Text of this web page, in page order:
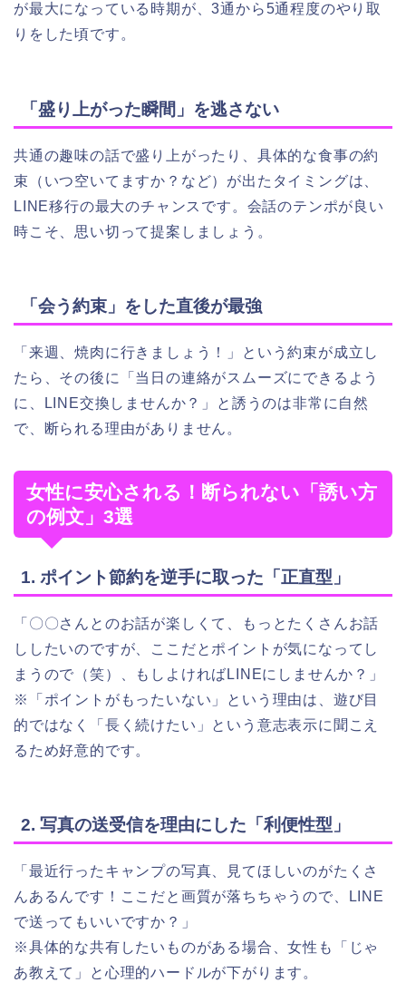
が最大になっている時期が、3通から5通程度のやり取
りをした頃です。
「盛り上がった瞬間」を逃さない
共通の趣味の話で盛り上がったり、具体的な食事の約
束（いつ空いてますか？など）が出たタイミングは、
LINE移行の最大のチャンスです。会話のテンポが良い
時こそ、思い切って提案しましょう。
「会う約束」をした直後が最強
「来週、焼肉に行きましょう！」という約束が成立し
たら、その後に「当日の連絡がスムーズにできるよう
に、LINE交換しませんか？」と誘うのは非常に自然
で、断られる理由がありません。
女性に安心される！断られない「誘い方
の例文」3選
1. ポイント節約を逆手に取った「正直型」
「〇〇さんとのお話が楽しくて、もっとたくさんお話
ししたいのですが、ここだとポイントが気になってし
まうので（笑）、もしよければLINEにしませんか？」
※「ポイントがもったいない」という理由は、遊び目
的ではなく「長く続けたい」という意志表示に聞こえ
るため好意的です。
2. 写真の送受信を理由にした「利便性型」
「最近行ったキャンプの写真、見てほしいのがたくさ
んあるんです！ここだと画質が落ちちゃうので、LINE
で送ってもいいですか？」
※具体的な共有したいものがある場合、女性も「じゃ
あ教えて」と心理的ハードルが下がります。